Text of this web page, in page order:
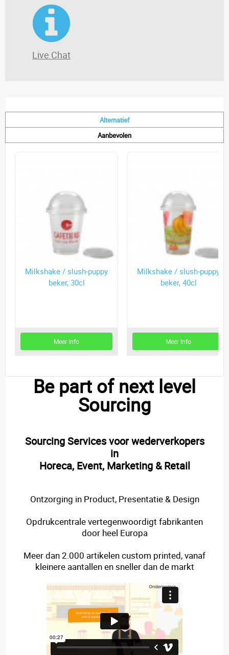
Live Chat
Alternatief
Aanbevolen
Milkshake / slush-puppy
beker, 30cl
Meer Info
Milkshake / slush-puppy
beker, 40cl
Meer Info
Be part of next level
Sourcing
Sourcing Services voor wederverkopers
in
Horeca, Event, Marketing & Retail
Ontzorging in Product, Presentatie & Design
Opdrukcentrale vertegenwoordigt fabrikanten
door heel Europa
Meer dan 2.000 artikelen custom printed, vanaf
kleinere aantallen en sneller dan de markt